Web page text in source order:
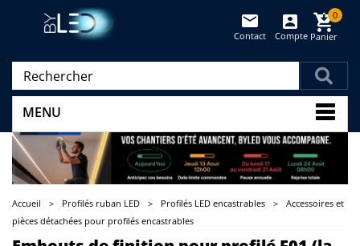
Panier
0
Compte
Contact
MENU
Accueil > Profilés ruban LED > Profilés LED encastrables >
Accessoires et
pièces détachées pour profilés encastrables